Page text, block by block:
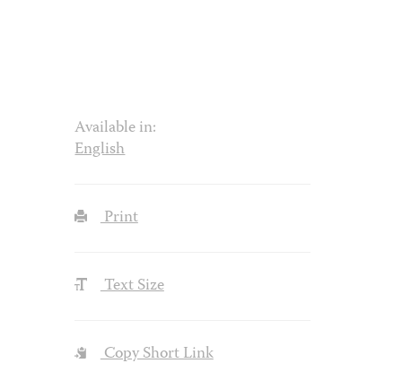
Available in:
English
Print
Text Size
Copy Short Link